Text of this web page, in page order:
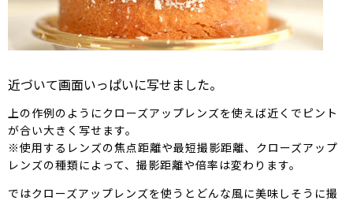
近づいて画面いっぱいに写せました。
上の作例のようにクローズアップレンズを使えば近くでピント
が合い大きく写せます。
※使用するレンズの焦点距離や最短撮影距離、クローズアップ
レンズの種類によって、撮影距離や倍率は変わります。
ではクローズアップレンズを使うとどんな風に美味しそうに撮